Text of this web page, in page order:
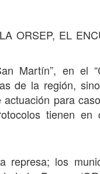
ORSEP, EL
Martín”, en el
de la región,
actuación para
tienen
represa; los